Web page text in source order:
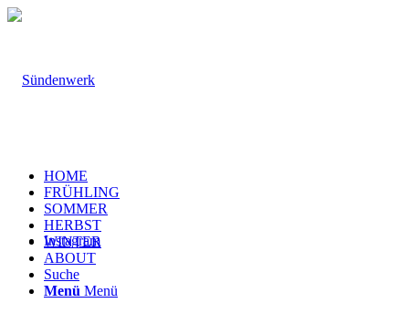
Instagram
HOME
FRÜHLING
SOMMER
HERBST
WINTER
ABOUT
Suche
Menü Menü